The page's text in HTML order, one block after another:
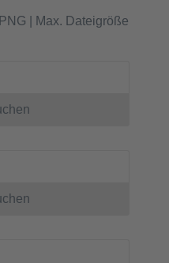
| Max. Dateigröße